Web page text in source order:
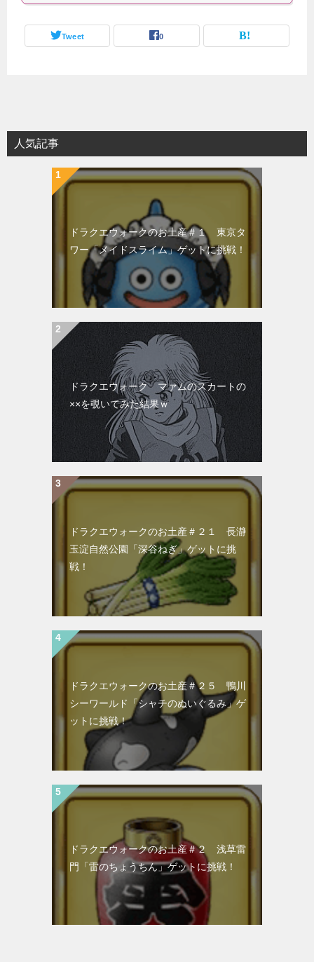
Tweet 0
人気記事
ドラクエウォークのお土産＃１ 東京タ
ワー「メイドスライム」ゲットに挑戦！
ドラクエウォーク マァムのスカートの
××を覗いてみた結果ｗ
ドラクエウォークのお土産＃２１ 長瀞
玉淀自然公園「深谷ねぎ」ゲットに挑
戦！
ドラクエウォークのお土産＃２５ 鴨川
シーワールド「シャチのぬいぐるみ」ゲ
ットに挑戦！
ドラクエウォークのお土産＃２ 浅草雷
門「雷のちょうちん」ゲットに挑戦！